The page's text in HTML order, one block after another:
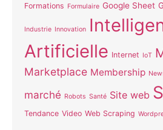
Formations Formulaire Google Sheet
Industrie Innovation
Artificielle Internet IoT
Marketplace Membership
marché Robots Santé Site web
Tendance Video Web Scraping